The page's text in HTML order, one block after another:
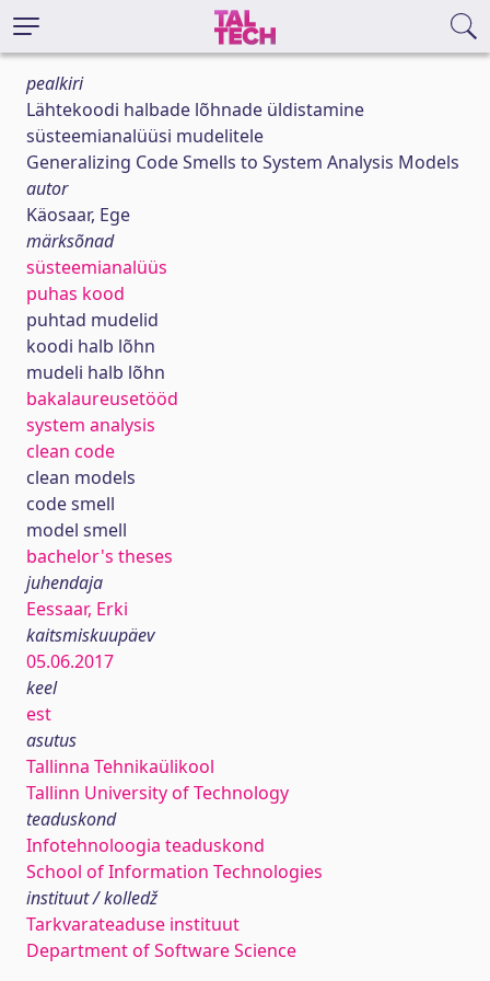
pealkiri
Lähtekoodi halbade lõhnade üldistamine
süsteemianalüüsi mudelitele
Generalizing Code Smells to System Analysis Models
autor
Käosaar, Ege
märksõnad
süsteemianalüüs
puhas kood
puhtad mudelid
koodi halb lõhn
mudeli halb lõhn
bakalaureusetööd
system analysis
clean code
clean models
code smell
model smell
bachelor's theses
juhendaja
Eessaar, Erki
kaitsmiskuupäev
05.06.2017
keel
est
asutus
Tallinna Tehnikaülikool
Tallinn University of Technology
teaduskond
Infotehnoloogia teaduskond
School of Information Technologies
instituut / kolledž
Tarkvarateaduse instituut
Department of Software Science